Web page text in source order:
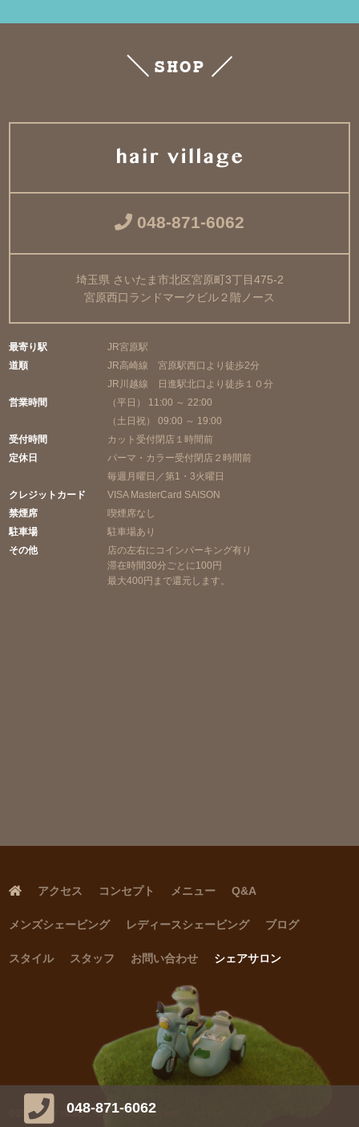
048-871-6062
SHOP
048-871-6062
埼玉県 さいたま市北区宮原町3丁目475-2
宮原西口ランドマークビル２階ノース
最寄り駅
JR宮原駅
道順
JR高崎線 宮原駅西口より徒歩2分
JR川越線 日進駅北口より徒歩１０分
営業時間
（平日） 11:00 ～ 22:00
（土日祝） 09:00 ～ 19:00
受付時間
カット受付閉店１時間前
定休日
パーマ・カラー受付閉店２時間前
毎週月曜日／第1・3火曜日
クレジットカード
VISA MasterCard SAISON
禁煙席
喫煙席なし
駐車場
駐車場あり
その他
店の左右にコインパーキング有り
滞在時間30分ごとに100円
最大400円まで還元します。
アクセス コンセプト メニュー Q&A
メンズシェービング レディースシェービング ブログ
スタイル スタッフ お問い合わせ シェアサロン
©2018 hair village. All Rights Reserved.